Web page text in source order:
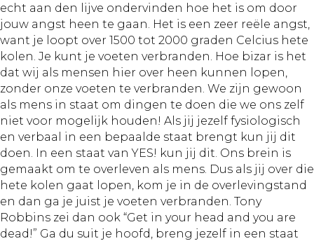
echt aan den lijve ondervinden hoe het is om door
jouw angst heen te gaan. Het is een zeer reële angst,
want je loopt over 1500 tot 2000 graden Celcius hete
kolen. Je kunt je voeten verbranden. Hoe bizar is het
dat wij als mensen hier over heen kunnen lopen,
zonder onze voeten te verbranden. We zijn gewoon
als mens in staat om dingen te doen die we ons zelf
niet voor mogelijk houden! Als jij jezelf fysiologisch
en verbaal in een bepaalde staat brengt kun jij dit
doen. In een staat van YES! kun jij dit. Ons brein is
gemaakt om te overleven als mens. Dus als jij over die
hete kolen gaat lopen, kom je in de overlevingstand
en dan ga je juist je voeten verbranden. Tony
Robbins zei dan ook “Get in your head and you are
dead!” Ga du suit je hoofd, breng jezelf in een staat